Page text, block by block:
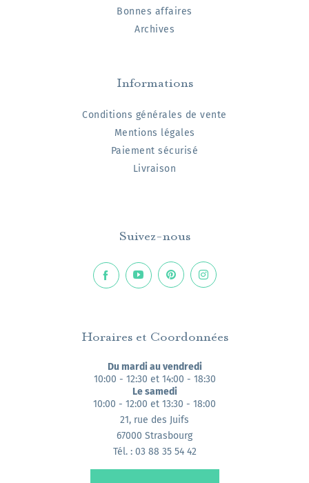
Bonnes affaires
Archives
Informations
Conditions générales de vente
Mentions légales
Paiement sécurisé
Livraison
Suivez-nous
Horaires et Coordonnées
Du mardi au vendredi
10:00 - 12:30 et 14:00 - 18:30
Le samedi
10:00 - 12:00 et 13:30 - 18:00
21, rue des Juifs
67000 Strasbourg
Tél. : 03 88 35 54 42